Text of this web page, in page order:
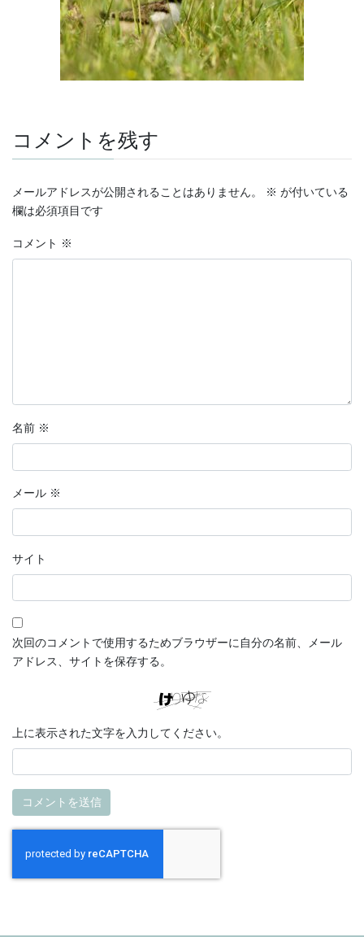
コメントを残す
メールアドレスが公開されることはありません。 ※ が付いている
欄は必須項目です
コメント ※
名前 ※
メール ※
サイト
次回のコメントで使用するためブラウザーに自分の名前、メール
アドレス、サイトを保存する。
上に表示された文字を入力してください。